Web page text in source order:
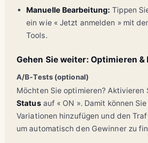
Manuelle Bearbeitung: Tippen
ein wie « Jetzt anmelden » mit
Tools.
Gehen Sie weiter: Optimieren &
A/B-Tests (optional)
Möchten Sie optimieren? Aktivieren
Status auf « ON ». Damit können
Variationen hinzufügen und den
um automatisch den Gewinner zu